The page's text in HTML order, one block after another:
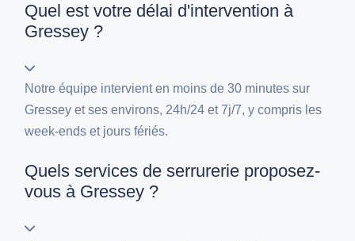
Quel est votre délai d'intervention à
Gressey ?
Notre équipe intervient en moins de 30 minutes sur
Gressey et ses environs, 24h/24 et 7j/7, y compris les
week-ends et jours fériés.
Quels services de serrurerie proposez-
vous à Gressey ?